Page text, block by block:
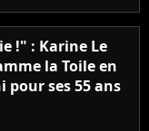
!" : Karine Le
la Toile en
ses 55 ans